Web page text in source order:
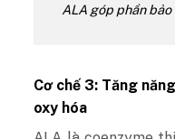
ALA góp phần bảo
Cơ chế 3: Tăng
oxy hóa